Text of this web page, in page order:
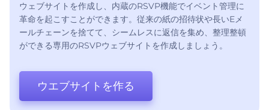
ウェブサイトを作成し、内蔵のRSVP機能でイベント管理に
革命を起こすことができます。従来の紙の招待状や長いEメ
ールチェーンを捨てて、シームレスに返信を集め、整理整頓
ができる専用のRSVPウェブサイトを作成しましょう。
ウエブサイトを作る